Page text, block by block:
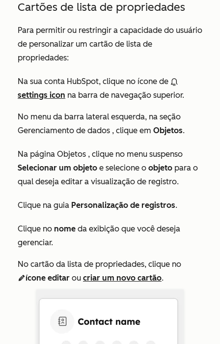
Cartões de lista de propriedades
Para permitir ou restringir a capacidade do usuário
de personalizar um cartão de lista de
propriedades:
Na sua conta HubSpot, clique no ícone de
settings icon na barra de navegação superior.
No menu da barra lateral esquerda, na seção
Gerenciamento de dados , clique em Objetos.
Na página Objetos , clique no menu suspenso
Selecionar um objeto e selecione o objeto para o
qual deseja editar a visualização de registro.
Clique na guia Personalização de registros.
Clique no nome da exibição que você deseja
gerenciar.
No cartão da lista de propriedades, clique no
editícone editar ou criar um novo cartão.